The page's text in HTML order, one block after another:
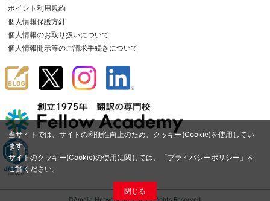
当サイトでは、サイトの利便性向上のため、クッキー(Cookie)を使用してい
ます。
サイトのクッキー(Cookie)の使用に関しては、「プライバシーポリシー 」を
ご覧ください。
閉じる
ポイント利用規約
個人情報保護方針
個人情報のお取り扱いについて
個人情報開示等のご請求手続きについて
©Amelia Network Co.,Ltd. All Rights Reserved.